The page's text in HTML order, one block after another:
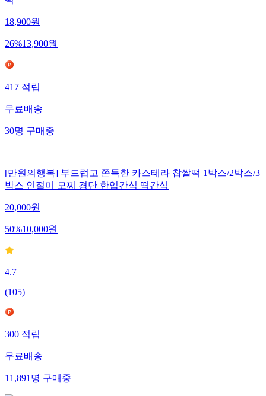
18,900원
26%13,900원
417적립
무료배송
30명구매중
[만원의행복] 부드럽고 쫀득한 카스테라 찹쌀떡 1박스/2박스/3
박스 인절미 모찌 경단 한입간식 떡간식
20,000원
50%10,000원
4.7
(105)
300적립
무료배송
11,891명구매중